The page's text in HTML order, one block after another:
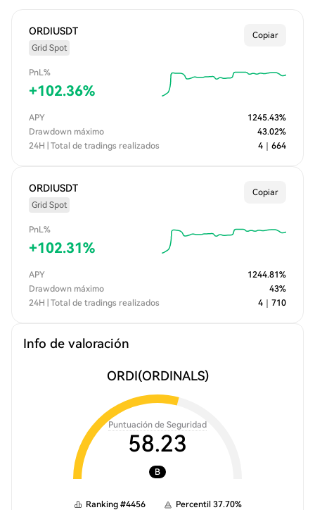
ORDIUSDT
Grid Spot
Copiar
PnL%
+102.36%
APY 1245.43%
Drawdown máximo
43.02%
24H | Total de tradings realizados
4 664
ORDIUSDT
Grid Spot
Copiar
PnL%
+102.31%
APY 1244.81%
Drawdown máximo
43%
24H | Total de tradings realizados
4 710
Info de valoración
ORDI(ORDINALS)
Puntuación de Seguridad
58.23
B
Ranking #4456 Percentil 37.70%